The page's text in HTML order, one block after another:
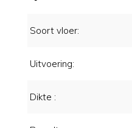
Soort vloer:
Uitvoering:
Dikte :